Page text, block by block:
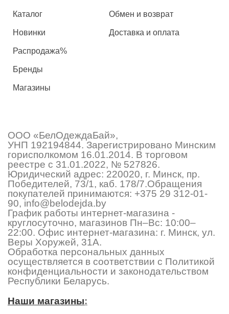
Каталог
Новинки
Распродажа%
Бренды
Магазины
Обмен и возврат
Доставка и оплата
ООО «БелОдеждаБай»,
УНП 192194844. Зарегистрировано Минским
горисполкомом 16.01.2014. В торговом
реестре с 31.01.2022, № 527826.
Юридический адрес: 220020, г. Минск, пр.
Победителей, 73/1, каб. 178/7.Обращения
покупателей принимаются: +375 29 312-01-
90, info@belodejda.by
График работы интернет-магазина -
круглосуточно, магазинов Пн–Вс: 10:00–
22:00. Офис интернет-магазина: г. Минск, ул.
Веры Хоружей, 31А.
Обработка персональных данных
осуществляется в соответствии с Политикой
конфиденциальности и законодательством
Республики Беларусь.
Наши магазины: